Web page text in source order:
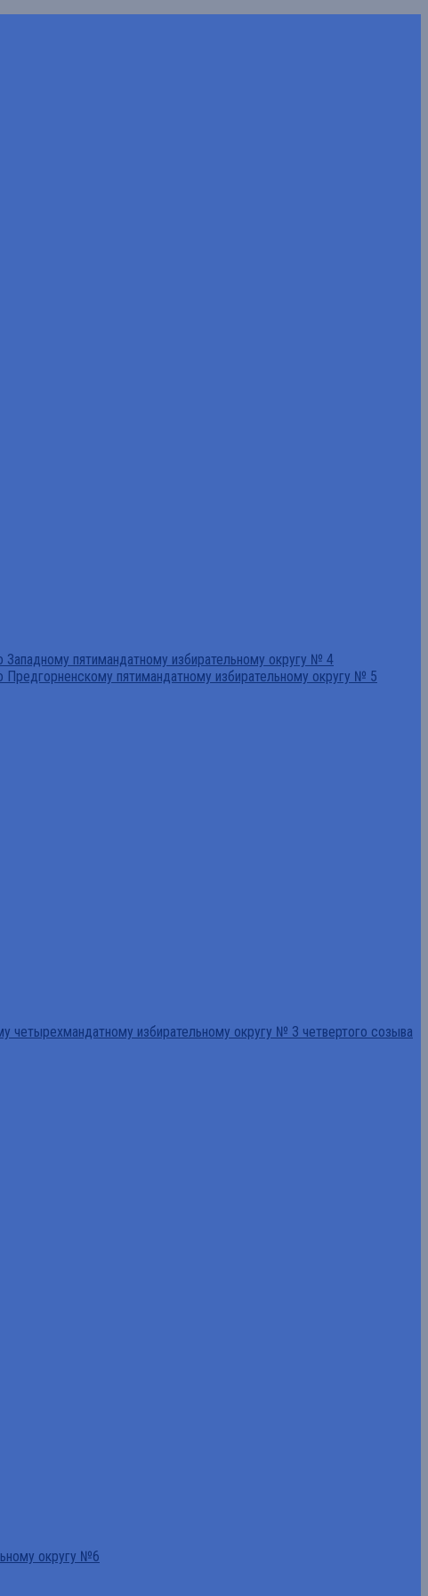
пятимандатному избирательному округу № 4
Предгорненскому пятимандатному избирательному округу № 5
четырехмандатному избирательному округу № 3 четвертого созыва
округу №6